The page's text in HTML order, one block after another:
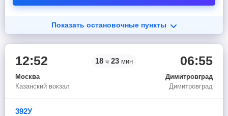
Показать остановочные пункты
12:52
Москва
Казанский вокзал
18 ч 23 мин 06:55
Димитровград
Димитровград
392У